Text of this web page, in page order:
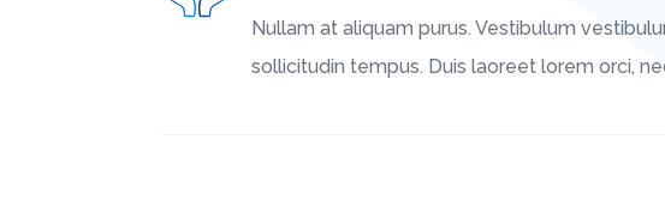
Nullam at aliquam purus. Vestibulum
sollicitudin tempus. Duis laoreet lorem orci,